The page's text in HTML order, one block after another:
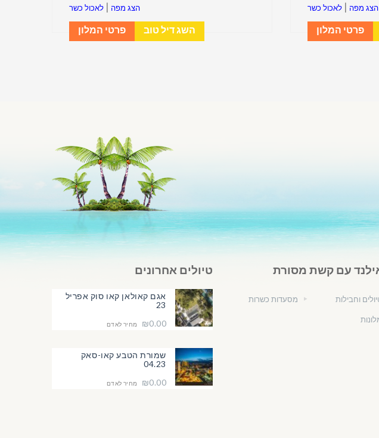
הצג מפה | לאכול כשר
פרטי המלון
הצג מפה | לאכול כשר
פרטי המלון השג דיל טוב
עם קשת מסורת
וחבילות מסעדות כשרות
טיולים אחרונים
אגם קאולאן קאו סוק אפריל
23
₪0.00
מחיר לאדם
שמורת הטבע קאו-סאק
04.23
₪0.00
מחיר לאדם